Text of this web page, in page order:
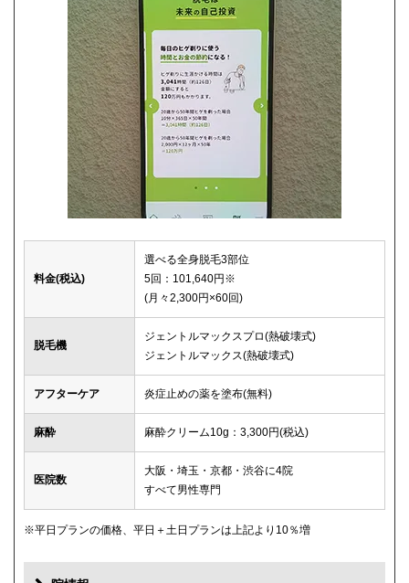
料金(税込)
選べる全身脱毛3部位
5回：101,640円※
(月々2,300円×60回)
脱毛機
ジェントルマックスプロ(熱破壊式)
ジェントルマックス(熱破壊式)
アフターケア 炎症止めの薬を塗布(無料)
麻酔 麻酔クリーム10g：3,300円(税込)
医院数
大阪・埼玉・京都・渋谷に4院
すべて男性専門
※平日プランの価格、平日＋土日プランは上記より10％増